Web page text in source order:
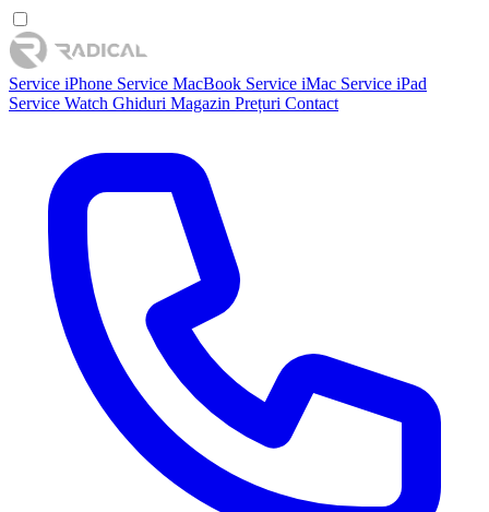
Service iPhone Service MacBook Service iMac Service iPad
Service Watch Ghiduri Magazin Prețuri Contact